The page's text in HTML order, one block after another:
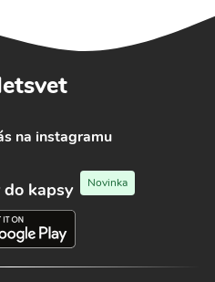
na instagramu
kapsy Novinka